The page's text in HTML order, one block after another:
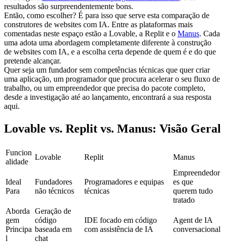
resultados são surpreendentemente bons.
Então, como escolher? É para isso que serve esta comparação de
construtores de websites com IA. Entre as plataformas mais
comentadas neste espaço estão a Lovable, a Replit e o Manus. Cada
uma adota uma abordagem completamente diferente à construção
de websites com IA, e a escolha certa depende de quem é e do que
pretende alcançar.
Quer seja um fundador sem competências técnicas que quer criar
uma aplicação, um programador que procura acelerar o seu fluxo de
trabalho, ou um empreendedor que precisa do pacote completo,
desde a investigação até ao lançamento, encontrará a sua resposta
aqui.
Lovable vs. Replit vs. Manus: Visão Geral
Funcion
alidade
Lovable Replit Manus
Ideal
Para
Fundadores
não técnicos
Programadores e equipas
técnicas
Empreendedor
es que
querem tudo
tratado
Aborda
gem
Principa
l
Geração de
código
baseada em
chat
IDE focado em código
com assistência de IA
Agent de IA
conversacional